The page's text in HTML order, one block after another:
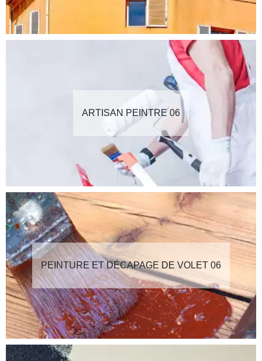
ARTISAN PEINTRE 06
PEINTURE ET DÉCAPAGE DE VOLET 06